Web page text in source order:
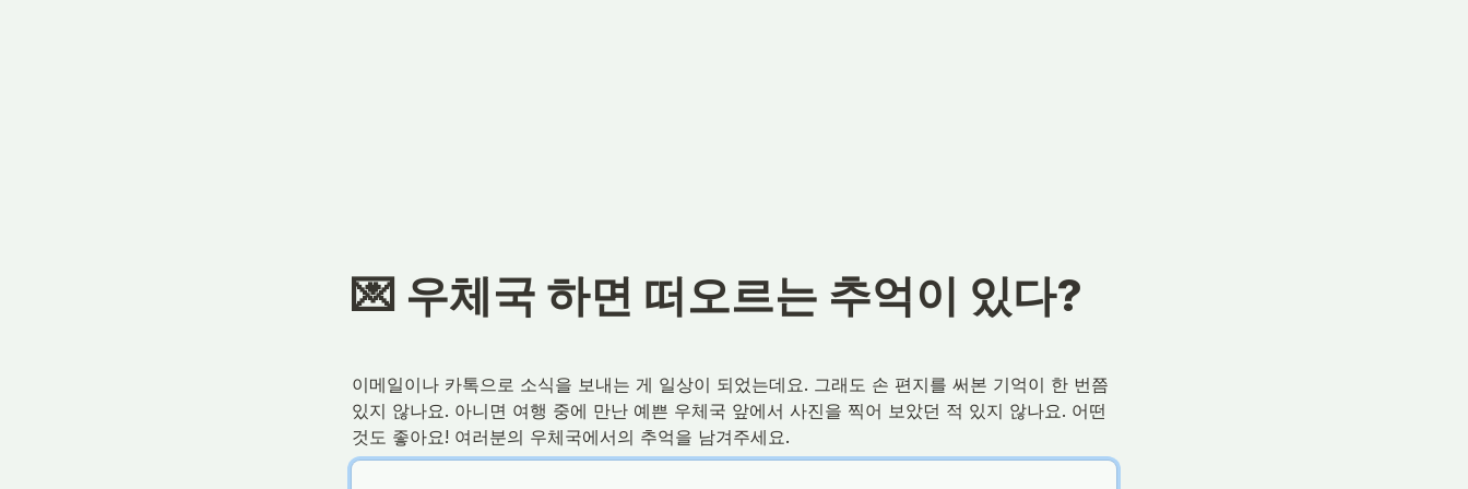
💌 우체국 하면 떠오르는 추억이 있다?
이메일이나 카톡으로 소식을 보내는 게 일상이 되었는데요. 그래도 손 편지를 써본 기억이 한 번쯤
있지 않나요. 아니면 여행 중에 만난 예쁜 우체국 앞에서 사진을 찍어 보았던 적 있지 않나요. 어떤
것도 좋아요! 여러분의 우체국에서의 추억을 남겨주세요.